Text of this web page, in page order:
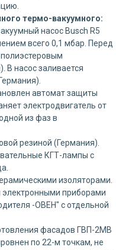
термо-вакуумного:
насос Busch R5
всего 0,1 мбар. Перед
насос заливается
автомат защиты
электродвигатель от
из фаз в
резиной (Германия).
КГТ-лампы с
изоляторами.
электронными приборами
-ОВЕН" с отдельной
фасадов ГВП-2МВ
по 22-м точкам, не